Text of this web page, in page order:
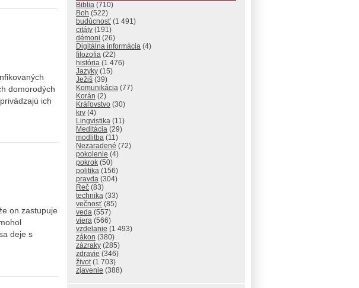
domorodých
ich
on zastupuje
deje s
Biblia (710)
Boh (522)
budúcnosť (1 491)
citáty (191)
démoni (26)
Digitálna informácia (4)
filozofia (22)
história (1 476)
Jazyky (15)
Ježiš (39)
Komunikácia (77)
Korán (2)
Kráľovstvo (30)
krv (4)
Lingvistika (11)
Meditácia (29)
modlitba (11)
Nezaradené (72)
pokolenie (4)
pokrok (50)
politika (156)
pravda (304)
Reč (83)
technika (33)
večnosť (85)
veda (557)
viera (566)
vzdelanie (1 493)
zákon (380)
zázraky (285)
zdravie (346)
život(1 703)
zjavenie (388)